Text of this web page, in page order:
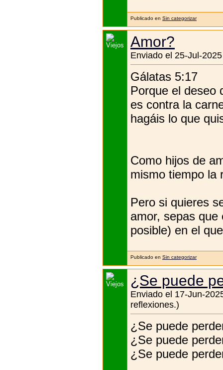
Publicado en Sin categorizar
Amor?
Enviado el 25-Jul-
Gálatas 5:17
Porque el deseo
es contra la
hagáis lo que
Como hijos de
mismo tiempo la
Pero si quieres
amor, sepas que
posible) en el
Publicado en Sin categorizar
¿Se puede
Enviado el 17-Jun-
reflexiones.)
¿Se puede
¿Se puede
¿Se puede